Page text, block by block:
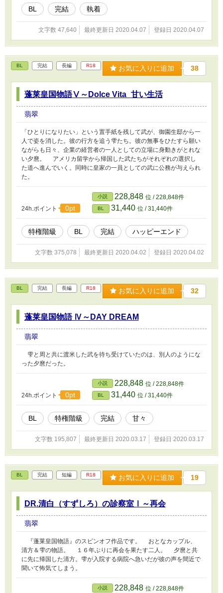
BL 完結 執着
文字数 47,640 最終更新日 2020.04.07 登録日 2020.04.07
BL 完結 長編 R18 お気に入りに追加 38
蓬莱皇国物語Ⅴ～Dolce Vita_甘い生活
翡翠
「ひとりになりたい」という置手紙を残して武が、御園生邸から一
人で姿を消した。彼の行方を追う雫たち。彼の無事をひたすら願い
ながらも日々、企業の経営者の一人としての立場に身動きがとれな
い夕麿。 アメリカ留学から帰国した武たちがそれぞれの選択し
た道へ進んでいく。同時に皇家の一員としての武に公務が与えられ
た。
24h.ポイント 0pt
小説 228,848 位 / 228,848件
BL 31,440 位 / 31,440件
特権階級 BL 完結 ハッピーエンド
文字数 375,078 最終更新日 2020.04.02 登録日 2020.04.02
BL 完結 長編 R18 お気に入りに追加 32
蓬莱皇国物語 Ⅳ～DAY DREAM
翡翠
雫と周と共に渡米した武を待ち受けていたのは、別人のようにな
った夕麿だった。
24h.ポイント 0pt
小説 228,848 位 / 228,848件
BL 31,440 位 / 31,440件
BL 特権階級 完結 甘々
文字数 195,807 最終更新日 2020.03.17 登録日 2020.03.17
BL 完結 短編 R18 お気に入りに追加 19
DR.清白（すずしろ）の診察室Ⅰ～再会
翡翠
『蓬莱皇国物語』のスピンオフ作品です。 おとなカップル、
清方＆雫の物語。 １６年ぶりに再会を果たす二人。 夕麿と共
に先に帰国した清方。雫が入院する病院へ急いだが彼の声を間近で
聞いて怖気てしまう。
小説 228,848 位 / 228,848件